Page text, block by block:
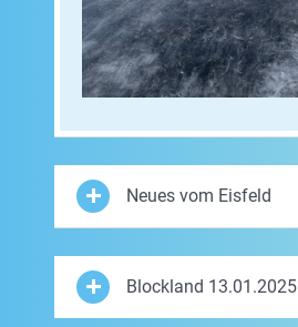
Neues vom Eisfeld
Blockland 13.01.2025